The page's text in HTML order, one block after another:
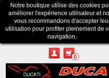
Appelez-nous au :Pour tous
depuis le formulaire de contact ou
0
Notre boutique utilise des cookies
améliorer l'expérience utilisateur et
vous recommandons d'accepter
utilisation pour profiter pleinement de
navigation.